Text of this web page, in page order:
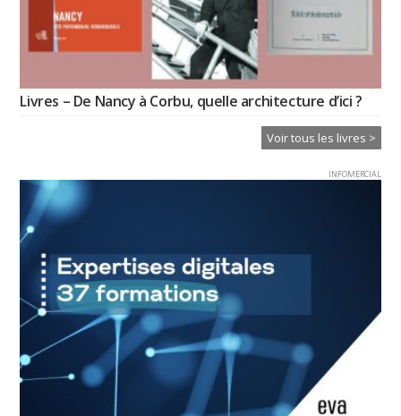
Livres – De Nancy à Corbu, quelle architecture d’ici ?
Voir tous les livres >
INFOMERCIAL